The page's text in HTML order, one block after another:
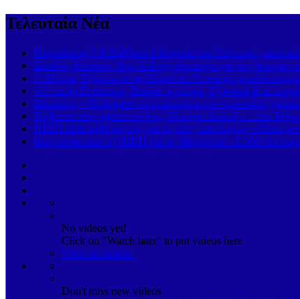
Τελευταία Νέα
Παρασκευή 7 & Σάββατο 8 Αυγούστου: Ζωντανές
Σκιάθος-Μονακό: Νέα διεθνής συμμαχία για τον βιώσιμο
Ο Μπόρις Τζόνσον στην Κάρυστο: Ο πρώην πρωθυπουργός
«Ο πατήρ Γεράσιμος Φωκάς, ο μικρός Τζόσουα & το
Σκόπελος: «Χτύπημα» στο κύκλωμα του «κόκκινου
Το βίντεο που πρέπει να δεις, Έλληνα: Διάλεξε… τον
ΝΙΚΗ κατά κυβέρνησης για τις νέες ταυτότητες:
Καμπανάκι από τη ΝΙΚΗ για τη Μαγνησία: «1.300 νέα
No videos yet!
Click on "Watch later" to put videos here
View all videos
Don't miss new videos